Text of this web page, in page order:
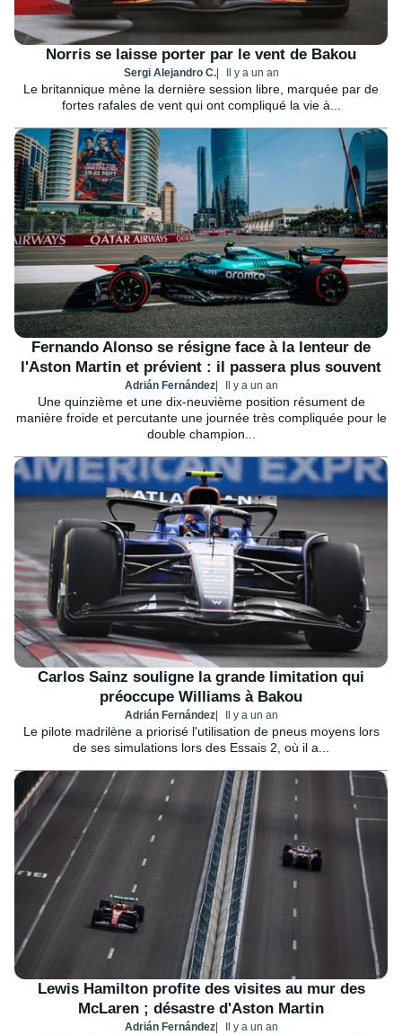
Norris se laisse porter par le vent de Bakou
Sergi Alejandro C. Il y a un an
Le britannique mène la dernière session libre, marquée par de
fortes rafales de vent qui ont compliqué la vie à...
Fernando Alonso se résigne face à la lenteur de
l'Aston Martin et prévient : il passera plus souvent
Adrián Fernández Il y a un an
Une quinzième et une dix-neuvième position résument de
manière froide et percutante une journée très compliquée pour le
double champion...
Carlos Sainz souligne la grande limitation qui
préoccupe Williams à Bakou
Adrián Fernández Il y a un an
Le pilote madrilène a priorisé l'utilisation de pneus moyens lors
de ses simulations lors des Essais 2, où il a...
Lewis Hamilton profite des visites au mur des
McLaren ; désastre d'Aston Martin
Adrián Fernández Il y a un an